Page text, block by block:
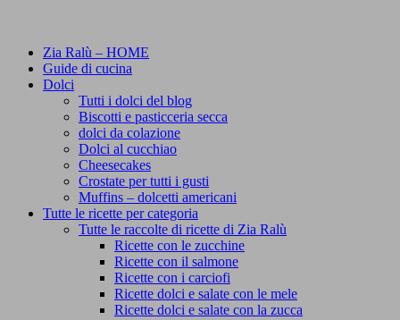
Zia Ralù – HOME
Guide di cucina
Dolci
Tutti i dolci del blog
Biscotti e pasticceria secca
dolci da colazione
Dolci al cucchiao
Cheesecakes
Crostate per tutti i gusti
Muffins – dolcetti americani
Tutte le ricette per categoria
Tutte le raccolte di ricette di Zia Ralù
Ricette con le zucchine
Ricette con il salmone
Ricette con i carciofi
Ricette dolci e salate con le mele
Ricette dolci e salate con la zucca